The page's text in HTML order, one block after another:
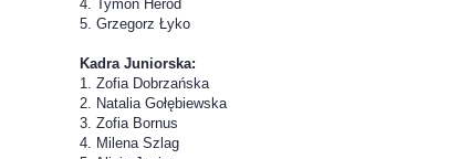
4. Tymon Heród
5. Grzegorz Łyko
Kadra Juniorska:
1. Zofia Dobrzańska
2. Natalia Gołębiewska
3. Zofia Bornus
4. Milena Szlag